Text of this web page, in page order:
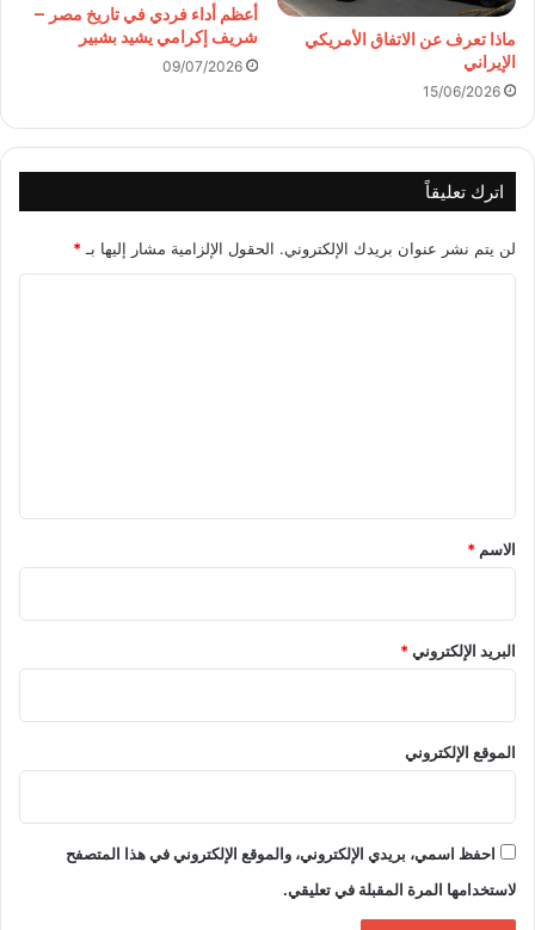
ماذا تعرف عن الاتفاق الأمريكي
الإيراني
15/06/2026
أعظم أداء فردي في تاريخ مصر –
شريف إكرامي يشيد بشبير
09/07/2026
اترك تعليقاً
لن يتم نشر عنوان بريدك الإلكتروني. الحقول الإلزامية مشار إليها بـ *
*
الاسم *
البريد الإلكتروني*
الموقع الإلكتروني
احفظ اسمي، بريدي الإلكتروني، والموقع الإلكتروني في هذا المتصفح
لاستخدامها المرة المقبلة في تعليقي.